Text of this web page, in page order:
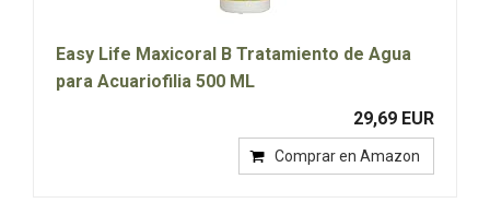
Easy Life Maxicoral B Tratamiento de Agua
para Acuariofilia 500 ML
29,69 EUR
Comprar en Amazon